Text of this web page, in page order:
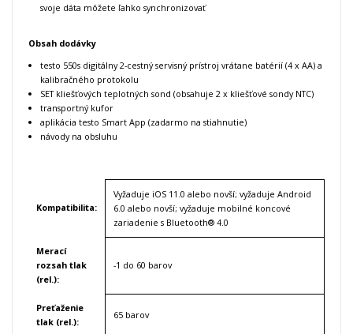
svoje dáta môžete ľahko synchronizovať
Obsah dodávky
testo 550s digitálny 2-cestný servisný prístroj vrátane batérií (4 x AA) a
kalibračného protokolu
SET kliešťových teplotných sond (obsahuje 2 x kliešťové sondy NTC)
transportný kufor
aplikácia testo Smart App (zadarmo na stiahnutie)
návody na obsluhu
Kompatibilita:
Vyžaduje iOS 11.0 alebo novší; vyžaduje Android
6.0 alebo novší; vyžaduje mobilné koncové
zariadenie s Bluetooth® 4.0
Merací
rozsah tlak
(rel.):
-1 do 60 barov
Preťaženie
tlak (rel.):
65 barov